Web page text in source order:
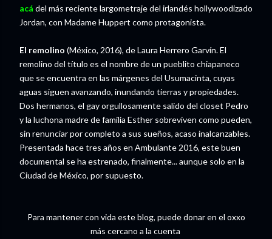
acá del más reciente largometraje del irlandés hollywoodizado
Jordan, con Madame Huppert como protagonista.
El remolino (México, 2016), de Laura Herrero Garvín. El
remolino del título es el nombre de un pueblito chiapaneco
que se encuentra en las márgenes del Usumacinta, cuyas
aguas siguen avanzando, inundando tierras y propiedades.
Dos hermanos, el gay orgullosamente salido del closet Pedro
y la luchona madre de familia Esther sobreviven como pueden,
sin renunciar por completo a sus sueños, acaso inalcanzables.
Presentada hace tres años en Ambulante 2016, este buen
documental se ha estrenado, finalmente... aunque solo en la
Ciudad de México, por supuesto.
Para mantener con vida este blog, puede donar en el oxxo
más cercano a la cuenta